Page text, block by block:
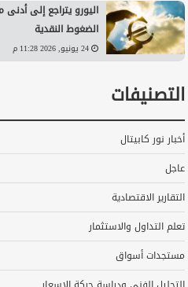
اليورو يتراجع إلى
الضغوط النقدية
24 يونيو, 2026 11:28 م
التصنيفات
أخبار نور كابيتال
عاجل
التقارير الاقتصادية
تعلم التداول والاستثمار
مستجدات أسواق